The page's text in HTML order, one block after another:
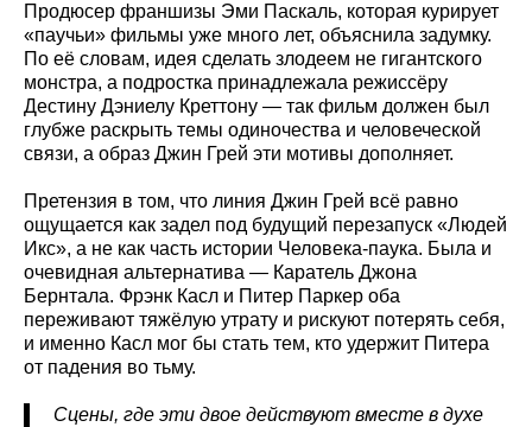
Продюсер франшизы Эми Паскаль, которая курирует
«паучьи» фильмы уже много лет, объяснила задумку.
По её словам, идея сделать злодеем не гигантского
монстра, а подростка принадлежала режиссёру
Дестину Дэниелу Креттону — так фильм должен был
глубже раскрыть темы одиночества и человеческой
связи, а образ Джин Грей эти мотивы дополняет.
Претензия в том, что линия Джин Грей всё равно
ощущается как задел под будущий перезапуск «Людей
Икс», а не как часть истории Человека-паука. Была и
очевидная альтернатива — Каратель Джона
Бернтала. Фрэнк Касл и Питер Паркер оба
переживают тяжёлую утрату и рискуют потерять себя,
и именно Касл мог бы стать тем, кто удержит Питера
от падения во тьму.
Сцены, где эти двое действуют вместе в духе